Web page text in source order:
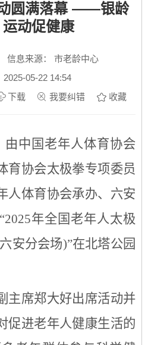
圆满落幕 ——银龄
动促健康
信息来源： 市老龄中心
2025-05-22 14:54
下载 我要纠错 收藏
由中国老年人体育协会
育协会太极拳专项委员
人体育协会承办、六安
年全国老年人太极
安分会场)”在北塔公园
主席郑大好出席活动并
促进老年人健康生活的